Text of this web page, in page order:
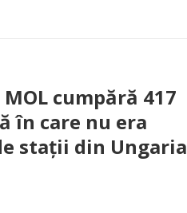
cumpără 417
în care nu era
stații din Ungaria